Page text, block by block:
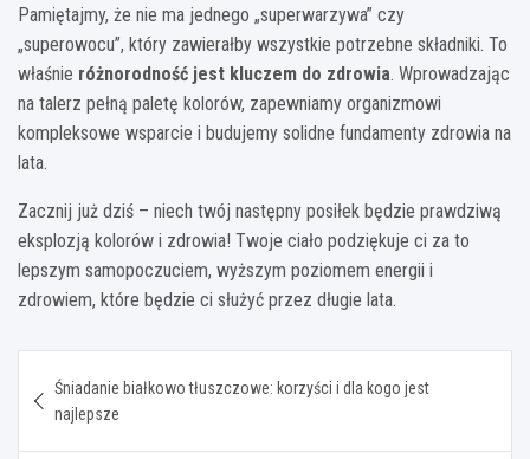
Pamiętajmy, że nie ma jednego „superwarzywa” czy
„superowocu”, który zawierałby wszystkie potrzebne składniki. To
właśnie różnorodność jest kluczem do zdrowia. Wprowadzając
na talerz pełną paletę kolorów, zapewniamy organizmowi
kompleksowe wsparcie i budujemy solidne fundamenty zdrowia na
lata.
Zacznij już dziś – niech twój następny posiłek będzie prawdziwą
eksplozją kolorów i zdrowia! Twoje ciało podziękuje ci za to
lepszym samopoczuciem, wyższym poziomem energii i
zdrowiem, które będzie ci służyć przez długie lata.
wpisu
Śniadanie białkowo tłuszczowe: korzyści i dla kogo jest
najlepsze